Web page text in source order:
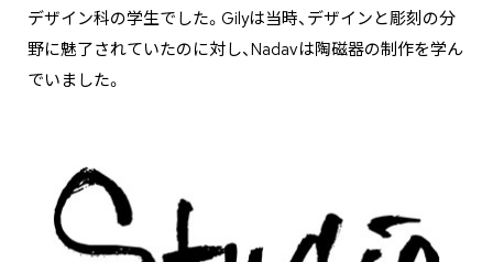
デザイン科の学生でした。Gilyは当時、デザインと彫刻の分
野に魅了されていたのに対し、Nadavは陶磁器の制作を学ん
でいました。